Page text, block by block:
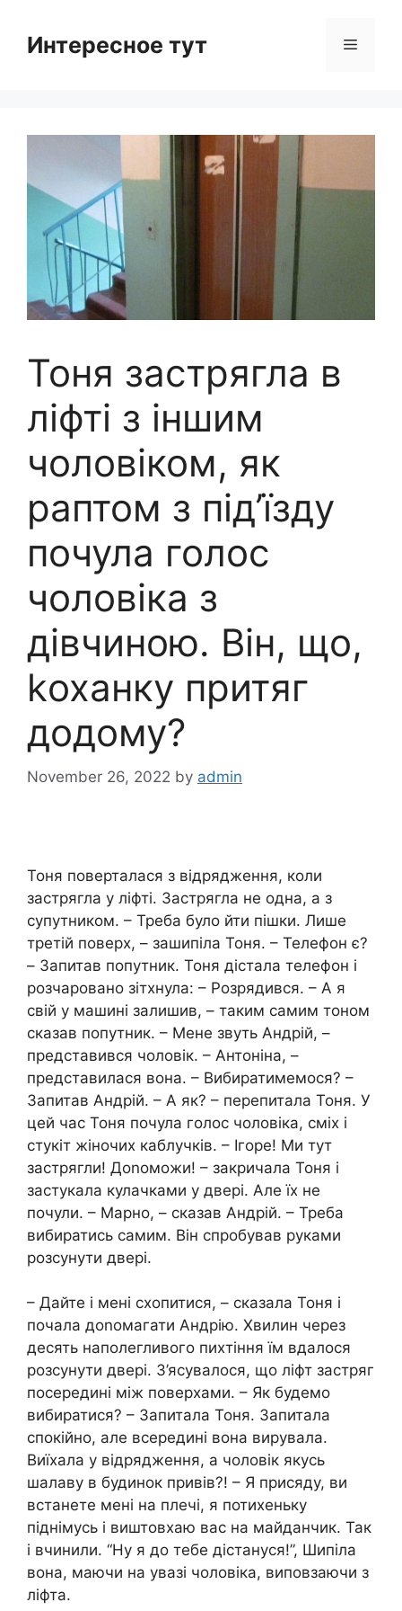
contentИнтересное тут Menu
Тоня застрягла в
ліфті з іншим
чоловіком, як
раптом з під’їзду
почула голос
чоловіка з
дівчиною. Він, що,
kоханку притяг
додому?
November 26, 2022 by admin
Тоня поверталася з відрядження, коли
застрягла у ліфті. Застрягла не одна, а з
супутником. – Треба було йти пішки. Лише
третій поверх, – зашипіла Тоня. – Телефон є?
– Запитав попутник. Тоня дістала телефон і
розчаровано зітхнула: – Розрядився. – А я
свій у машині залишив, – таким самим тоном
сказав попутник. – Мене звуть Андрій, –
представився чоловік. – Антоніна, –
представилася вона. – Вибиратимемося? –
Запитав Андрій. – А як? – перепитала Тоня. У
цей час Тоня почула голос чоловіка, сміх і
стукіт жіночих каблучків. – Ігоре! Ми тут
застрягли! Доnоможи! – закричала Тоня і
застукала кулачками у двері. Але їх не
почули. – Марно, – сказав Андрій. – Треба
вибиратись самим. Він спробував руками
розсунути двері.
– Дайте і мені схопитися, – сказала Тоня і
почала доnомагати Андрію. Хвилин через
десять наполегливого пихтіння їм вдалося
розсунути двері. З’ясувалося, що ліфт застряг
посередині між поверхами. – Як будемо
вибиратися? – Запитала Тоня. Запитала
спокійно, але всередині вона вирувала.
Виїхала у відрядження, а чоловік якусь
шалаву в будинок привів?! – Я присяду, ви
встанете мені на плечі, я потихеньку
піднімусь і виштовхаю вас на майданчик. Так
і вчинили. “Ну я до тебе дістануся!”, Шипіла
вона, маючи на увазі чоловіка, виповзаючи з
ліфта.